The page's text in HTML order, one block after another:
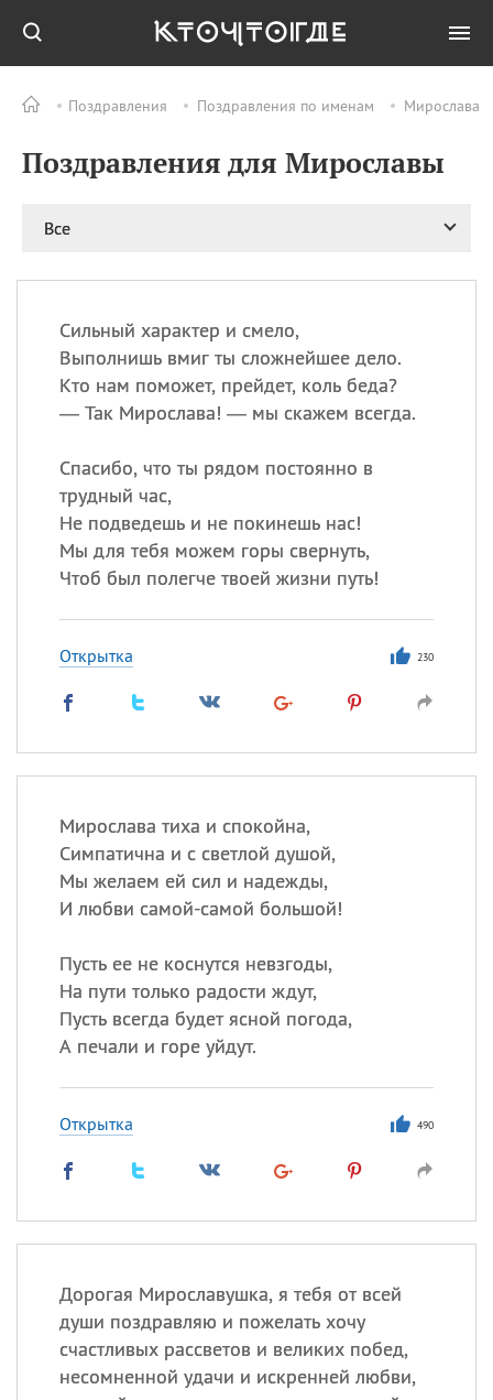
Поздравления Поздравления по именам Мирослава
Поздравления для Мирославы
Все
Сильный характер и смело,
Выполнишь вмиг ты сложнейшее дело.
Кто нам поможет, прейдет, коль беда?
— Так Мирослава! — мы скажем всегда.
Спасибо, что ты рядом постоянно в
трудный час,
Не подведешь и не покинешь нас!
Мы для тебя можем горы свернуть,
Чтоб был полегче твоей жизни путь!
Открытка 230
Мирослава тиха и спокойна,
Симпатична и с светлой душой,
Мы желаем ей сил и надежды,
И любви самой-самой большой!
Пусть ее не коснутся невзгоды,
На пути только радости ждут,
Пусть всегда будет ясной погода,
А печали и горе уйдут.
Открытка 490
Дорогая Мирославушка, я тебя от всей
души поздравляю и пожелать хочу
счастливых рассветов и великих побед,
несомненной удачи и искренней любви,
ПРАЗДНИКИ Все
09.08 День памяти жертв
атомной
Национальный день
рисового пудинга
09.08
День Дымняшки
(Smokey Bear Day)
Сегодня празднуют именины
и